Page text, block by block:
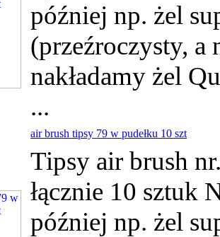
później np. żel
(przeźroczysty, a
nakładamy żel
...
air brush tipsy 79 w pudełku 10 szt
Tipsy air brush
łącznie 10 sztuk
później np. żel